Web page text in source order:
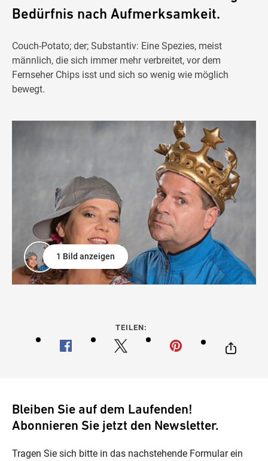
Bedürfnis nach Aufmerksamkeit.
Couch-Potato; der; Substantiv: Eine Spezies, meist
männlich, die sich immer mehr verbreitet, vor dem
Fernseher Chips isst und sich so wenig wie möglich
bewegt.
1 Bild anzeigen
TEILEN:
Bleiben Sie auf dem Laufenden!
Abonnieren Sie jetzt den Newsletter.
Tragen Sie sich bitte in das nachstehende Formular ein